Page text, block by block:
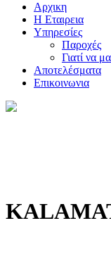
Αρχικη
Η Εταιρεια
Υπηρεσίες
Παροχές
Γιατί να
Αποτελέσματα
Επικοινωνια